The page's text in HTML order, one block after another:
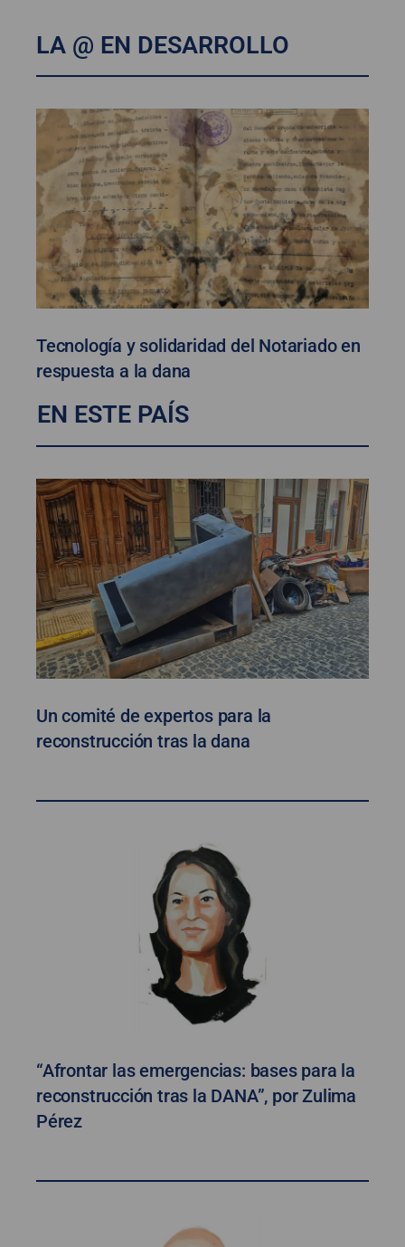
LA @ EN DESARROLLO
Tecnología y solidaridad del Notariado en
respuesta a la dana
EN ESTE PAÍS
Un comité de expertos para la
reconstrucción tras la dana
“Afrontar las emergencias: bases para la
reconstrucción tras la DANA”, por Zulima
Pérez